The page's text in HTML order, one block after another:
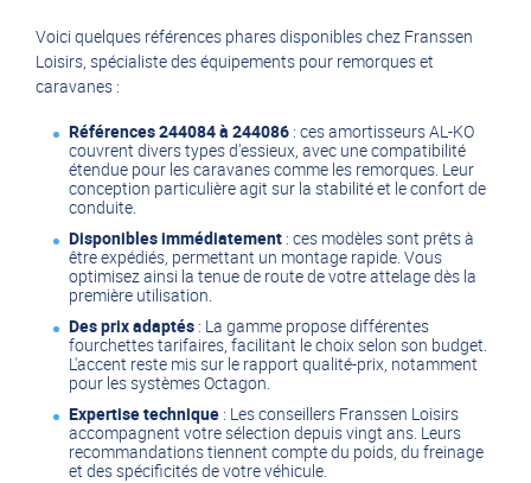
Voici quelques références phares disponibles chez Franssen
Loisirs, spécialiste des équipements pour remorques et
caravanes :
Références 244084 à 244086 : ces amortisseurs AL-KO
couvrent divers types d'essieux, avec une compatibilité
étendue pour les caravanes comme les remorques. Leur
conception particulière agit sur la stabilité et le confort de
conduite.
Disponibles immédiatement : ces modèles sont prêts à
être expédiés, permettant un montage rapide. Vous
optimisez ainsi la tenue de route de votre attelage dès la
première utilisation.
Des prix adaptés : La gamme propose différentes
fourchettes tarifaires, facilitant le choix selon son budget.
L'accent reste mis sur le rapport qualité-prix, notamment
pour les systèmes Octagon.
Expertise technique : Les conseillers Franssen Loisirs
accompagnent votre sélection depuis vingt ans. Leurs
recommandations tiennent compte du poids, du freinage
et des spécificités de votre véhicule.